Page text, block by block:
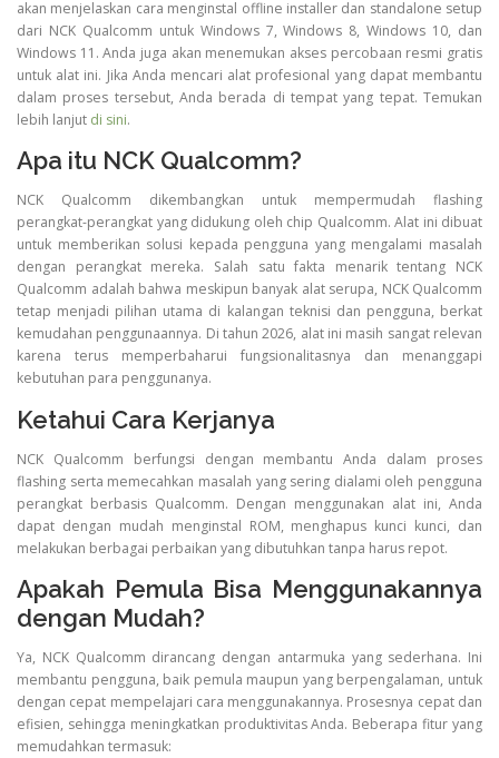
akan menjelaskan cara menginstal offline installer dan standalone setup
dari NCK Qualcomm untuk Windows 7, Windows 8, Windows 10, dan
Windows 11. Anda juga akan menemukan akses percobaan resmi gratis
untuk alat ini. Jika Anda mencari alat profesional yang dapat membantu
dalam proses tersebut, Anda berada di tempat yang tepat. Temukan
lebih lanjut di sini.
Apa itu NCK Qualcomm?
NCK Qualcomm dikembangkan untuk mempermudah flashing
perangkat-perangkat yang didukung oleh chip Qualcomm. Alat ini dibuat
untuk memberikan solusi kepada pengguna yang mengalami masalah
dengan perangkat mereka. Salah satu fakta menarik tentang NCK
Qualcomm adalah bahwa meskipun banyak alat serupa, NCK Qualcomm
tetap menjadi pilihan utama di kalangan teknisi dan pengguna, berkat
kemudahan penggunaannya. Di tahun 2026, alat ini masih sangat relevan
karena terus memperbaharui fungsionalitasnya dan menanggapi
kebutuhan para penggunanya.
Ketahui Cara Kerjanya
NCK Qualcomm berfungsi dengan membantu Anda dalam proses
flashing serta memecahkan masalah yang sering dialami oleh pengguna
perangkat berbasis Qualcomm. Dengan menggunakan alat ini, Anda
dapat dengan mudah menginstal ROM, menghapus kunci kunci, dan
melakukan berbagai perbaikan yang dibutuhkan tanpa harus repot.
Apakah Pemula Bisa Menggunakannya
dengan Mudah?
Ya, NCK Qualcomm dirancang dengan antarmuka yang sederhana. Ini
membantu pengguna, baik pemula maupun yang berpengalaman, untuk
dengan cepat mempelajari cara menggunakannya. Prosesnya cepat dan
efisien, sehingga meningkatkan produktivitas Anda. Beberapa fitur yang
memudahkan termasuk: